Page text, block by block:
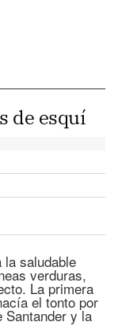
de esquí
la saludable
verduras,
La primera
el tonto por
Santander y la